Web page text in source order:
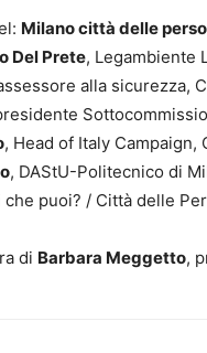
Milano città delle
Del Prete, Legambiente
alla sicurezza,
, Head of Italy Campaign,
, DAStU-Politecnico di
che puoi? / Città delle
di Barbara Meggetto,